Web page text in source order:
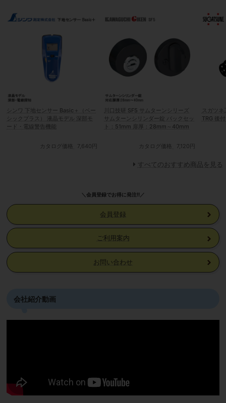
シンワ 下地センサー Basic＋（ベー
シックプラス） 液晶モデル 深部モ
ード・電線警告機能
カタログ価格 7,640円
川口技研 SF5 サムターンシリーズ
サムターンシリンダー錠 バックセッ
ト：51mm 扉厚：28mm～40mm
カタログ価格 7,120円
スガツ
TRG 後
すべてのおすすめ商品を見る
＼会員登録でお得に発注!!／
会員登録
ご利用案内
お問い合わせ
会社紹介動画